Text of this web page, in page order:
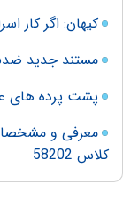
کیهان: اگر کار
مستند جدید
پشت پرده های
کلاس 58202